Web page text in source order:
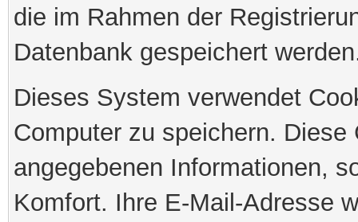
die im Rahmen der
Datenbank gespeichert
Dieses System verwendet
Computer zu speichern.
angegebenen Informationen,
Komfort. Ihre E-Mail-Adresse